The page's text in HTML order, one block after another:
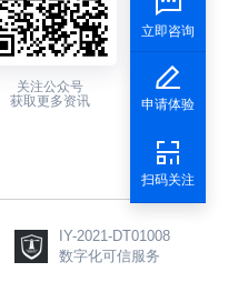
立即咨询
申请体验
扫码关注
关注公众号
获取更多资讯
IY-2021-DT01008
数字化可信服务